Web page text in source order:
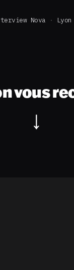
Nova Lyon
vous